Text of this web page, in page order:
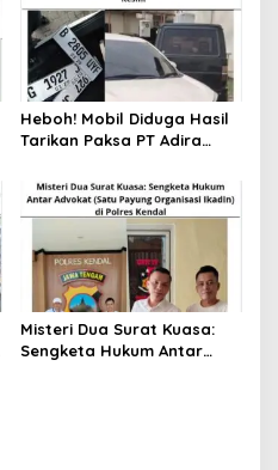
Merasa ada Keganjilan
Heboh! Mobil Diduga Hasil
Tarikan Paksa PT Adira
Semarang Tanpa Dokumen
Resmi
Misteri Dua Surat Kuasa:
Sengketa Hukum Antar